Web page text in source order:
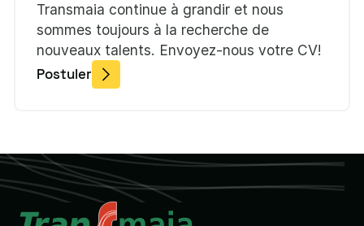
Transmaia continue à grandir et nous
sommes toujours à la recherche de
nouveaux talents. Envoyez-nous votre CV!
Postuler